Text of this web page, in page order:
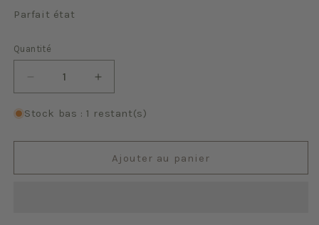
Parfait état
Quantité
Quantité
Réduire
la
quantité
Le
Laval
Augmenter
la
quantité
Le
Poët
Laval
Stock bas : 1 restant(s)
Ajouter au panier